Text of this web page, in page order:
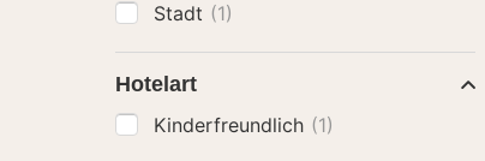
Stadt (1)
Hotelart
Kinderfreundlich (1)